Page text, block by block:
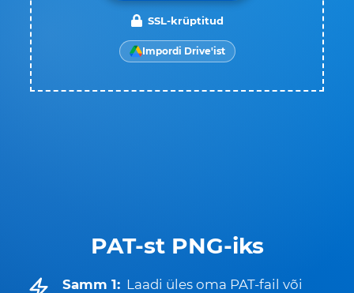
PAT-st PNG-iks
Samm 1: Laadi üles oma PAT-fail või
SSL-krüptitud
Impordi Drive'ist